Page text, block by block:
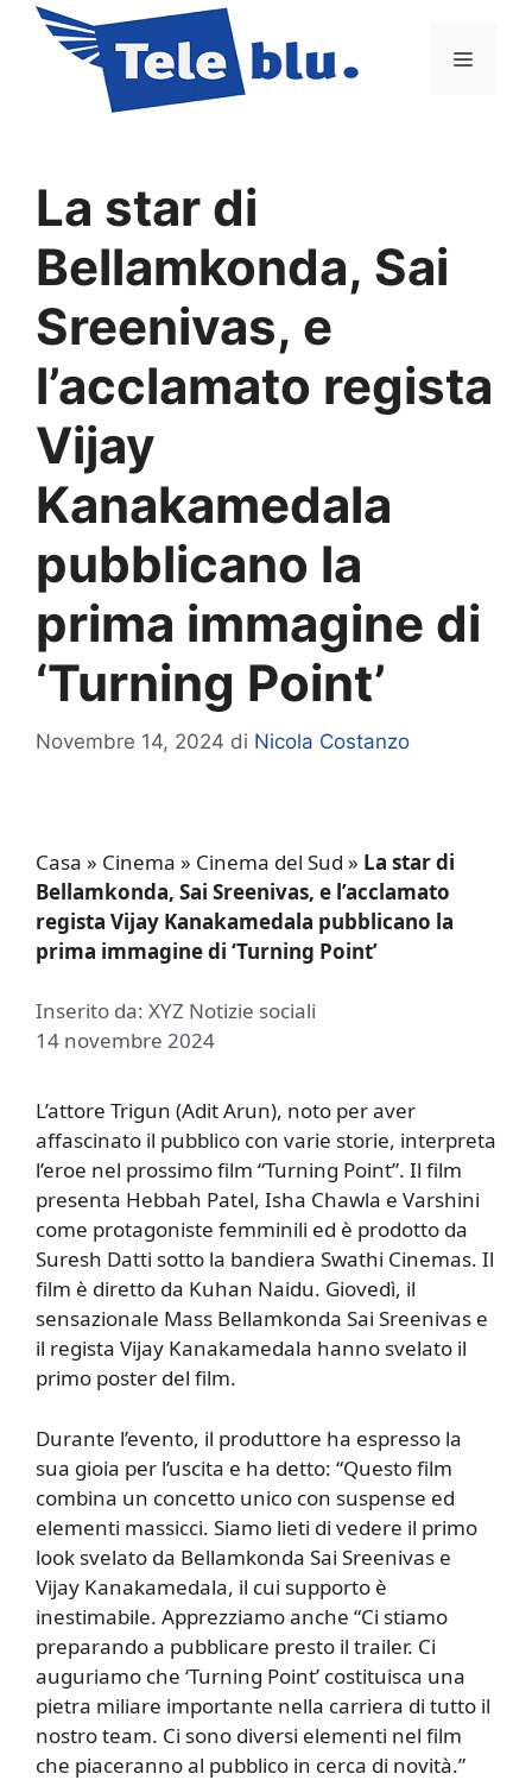
contenuto
Menu
La star di
Bellamkonda, Sai
Sreenivas, e
l’acclamato regista
Vijay
Kanakamedala
pubblicano la
prima immagine di
‘Turning Point’
Novembre 14, 2024 di Nicola Costanzo
Casa » Cinema » Cinema del Sud » La star di
Bellamkonda, Sai Sreenivas, e l’acclamato
regista Vijay Kanakamedala pubblicano la
prima immagine di ‘Turning Point’
Inserito da: XYZ Notizie sociali
14 novembre 2024
L’attore Trigun (Adit Arun), noto per aver
affascinato il pubblico con varie storie, interpreta
l’eroe nel prossimo film “Turning Point”. Il film
presenta Hebbah Patel, Isha Chawla e Varshini
come protagoniste femminili ed è prodotto da
Suresh Datti sotto la bandiera Swathi Cinemas. Il
film è diretto da Kuhan Naidu. Giovedì, il
sensazionale Mass Bellamkonda Sai Sreenivas e
il regista Vijay Kanakamedala hanno svelato il
primo poster del film.
Durante l’evento, il produttore ha espresso la
sua gioia per l’uscita e ha detto: “Questo film
combina un concetto unico con suspense ed
elementi massicci. Siamo lieti di vedere il primo
look svelato da Bellamkonda Sai Sreenivas e
Vijay Kanakamedala, il cui supporto è
inestimabile. Apprezziamo anche “Ci stiamo
preparando a pubblicare presto il trailer. Ci
auguriamo che ‘Turning Point’ costituisca una
pietra miliare importante nella carriera di tutto il
nostro team. Ci sono diversi elementi nel film
che piaceranno al pubblico in cerca di novità.”